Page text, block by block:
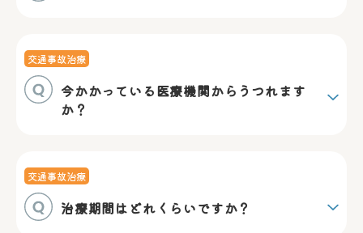
交通事故治療
今かかっている医療機関からうつれます
か？
交通事故治療
治療期間はどれくらいですか？